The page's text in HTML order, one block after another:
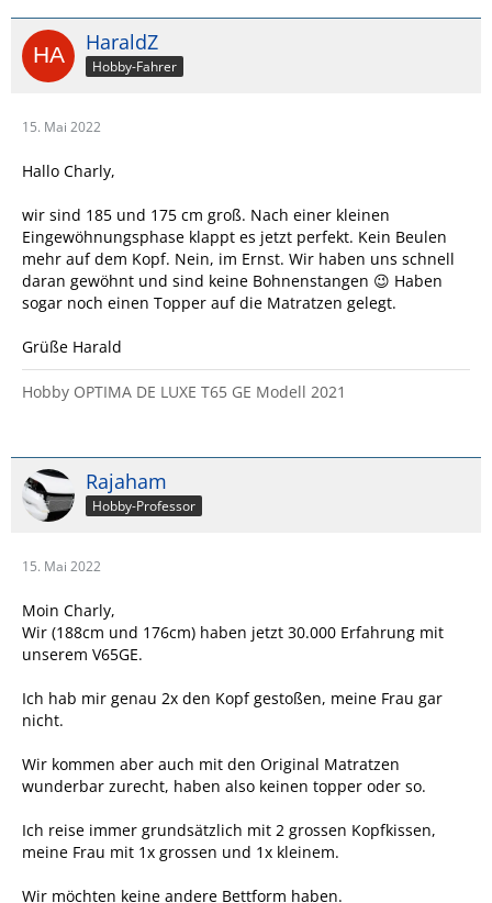
HaraldZ
Hobby-Fahrer
15. Mai 2022
Hallo Charly,
wir sind 185 und 175 cm groß. Nach einer kleinen
Eingewöhnungsphase klappt es jetzt perfekt. Kein Beulen
mehr auf dem Kopf. Nein, im Ernst. Wir haben uns schnell
daran gewöhnt und sind keine Bohnenstangen 😉 Haben
sogar noch einen Topper auf die Matratzen gelegt.
Grüße Harald
Hobby OPTIMA DE LUXE T65 GE Modell 2021
Rajaham
Hobby-Professor
15. Mai 2022
Moin Charly,
Wir (188cm und 176cm) haben jetzt 30.000 Erfahrung mit
unserem V65GE.
Ich hab mir genau 2x den Kopf gestoßen, meine Frau gar
nicht.
Wir kommen aber auch mit den Original Matratzen
wunderbar zurecht, haben also keinen topper oder so.
Ich reise immer grundsätzlich mit 2 grossen Kopfkissen,
meine Frau mit 1x grossen und 1x kleinem.
Wir möchten keine andere Bettform haben.